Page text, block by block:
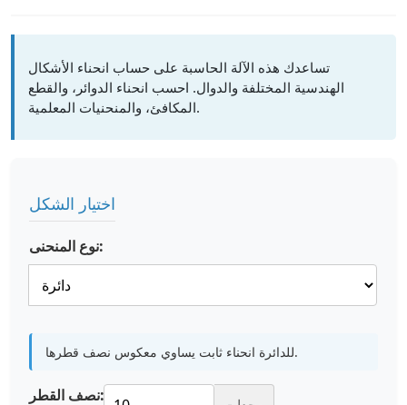
تساعدك هذه الآلة الحاسبة على حساب انحناء الأشكال
الهندسية المختلفة والدوال. احسب انحناء الدوائر، والقطع
المكافئ، والمنحنيات المعلمية.
اختيار الشكل
نوع المنحنى:
للدائرة انحناء ثابت يساوي معكوس نصف قطرها.
نصف القطر: